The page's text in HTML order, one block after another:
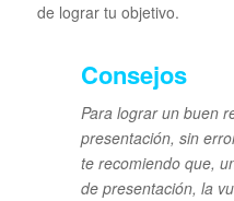
de lograr tu objetivo.
Consejos
Para lograr un buen
presentación, sin
te recomiendo que,
de presentación, la